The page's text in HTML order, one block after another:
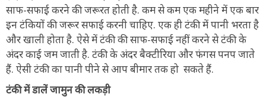
साफ-सफाई करने की जरूरत होती है. कम से कम एक महीने में एक बार
इन टंकियों की जरूर सफाई करनी चाहिए. एक ही टंकी में पानी भरता है
और खाली होता है. ऐसे में टंकी की साफ-सफाई नहीं करने से टंकी के
अंदर काई जम जाती है. टंकी के अंदर बैक्टीरिया और फंगस पनप जाते
हैं. ऐसी टंकी का पानी पीने से आप बीमार तक हो सकते हैं.
टंकी में डालें जामुन की लकड़ी